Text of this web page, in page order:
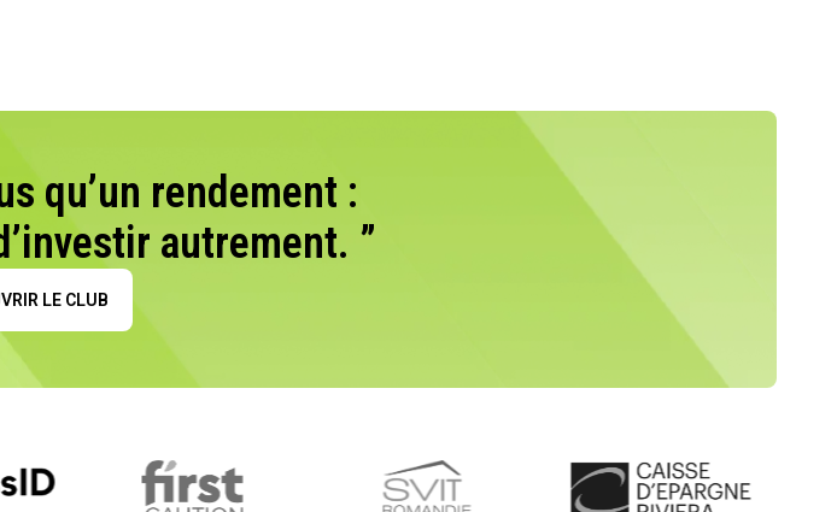
qu’un rendement :
autrement. ”
LE CLUB